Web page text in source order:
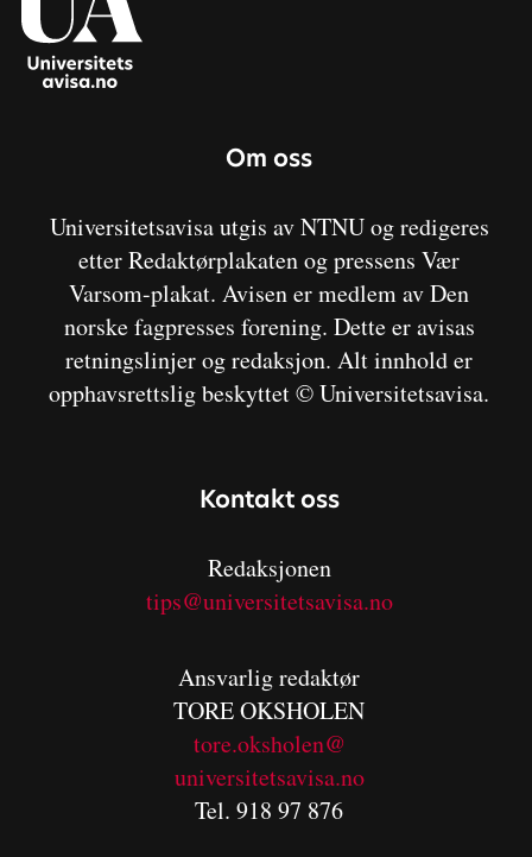
Om oss
Universitetsavisa utgis av NTNU og redigeres
etter Redaktørplakaten og pressens Vær
Varsom-plakat. Avisen er medlem av Den
norske fagpresses forening. Dette er avisas
retningslinjer og redaksjon. Alt innhold er
opphavsrettslig beskyttet © Universitetsavisa.
Kontakt oss
Redaksjonen
tips@universitetsavisa.no
Ansvarlig redaktør
TORE OKSHOLEN
tore.oksholen@
universitetsavisa.no
Tel. 918 97 876